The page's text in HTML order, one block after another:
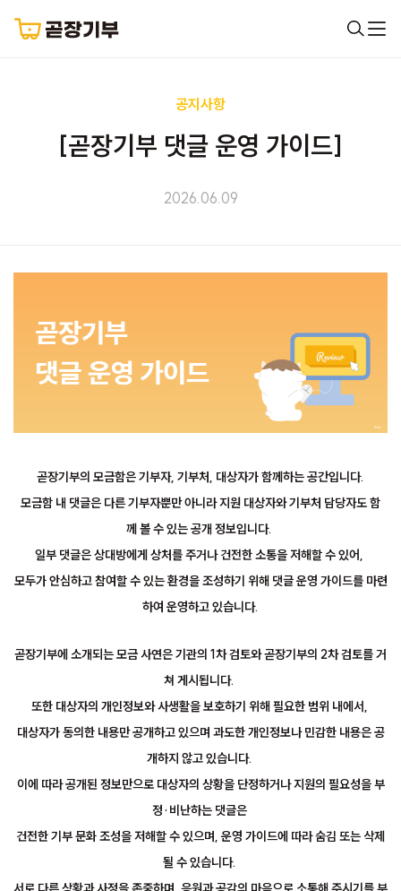
공지사항
[곧장기부 댓글 운영 가이드]
2026.06.09
곧장기부의 모금함은 기부자, 기부처, 대상자가 함께하는 공간입니다.
모금함 내 댓글은 다른 기부자뿐만 아니라 지원 대상자와 기부처 담당자도 함
께 볼 수 있는 공개 정보입니다.
일부 댓글은 상대방에게 상처를 주거나 건전한 소통을 저해할 수 있어,
모두가 안심하고 참여할 수 있는 환경을 조성하기 위해 댓글 운영 가이드를 마련
하여 운영하고 있습니다.
곧장기부에 소개되는 모금 사연은 기관의 1차 검토와 곧장기부의 2차 검토를 거
쳐 게시됩니다.
또한 대상자의 개인정보와 사생활을 보호하기 위해 필요한 범위 내에서,
대상자가 동의한 내용만 공개하고 있으며 과도한 개인정보나 민감한 내용은 공
개하지 않고 있습니다.
이에 따라 공개된 정보만으로 대상자의 상황을 단정하거나 지원의 필요성을 부
정·비난하는 댓글은
건전한 기부 문화 조성을 저해할 수 있으며, 운영 가이드에 따라 숨김 또는 삭제
될 수 있습니다.